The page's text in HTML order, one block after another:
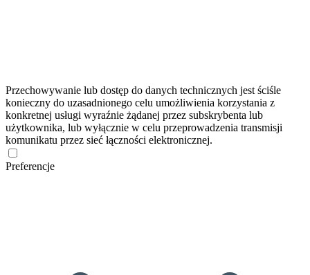
Przechowywanie lub dostęp do danych technicznych jest ściśle
konieczny do uzasadnionego celu umożliwienia korzystania z
konkretnej usługi wyraźnie żądanej przez subskrybenta lub
użytkownika, lub wyłącznie w celu przeprowadzenia transmisji
komunikatu przez sieć łączności elektronicznej.
Preferencje